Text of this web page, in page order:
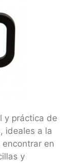
y práctica de
ideales a la
encontrar en
y